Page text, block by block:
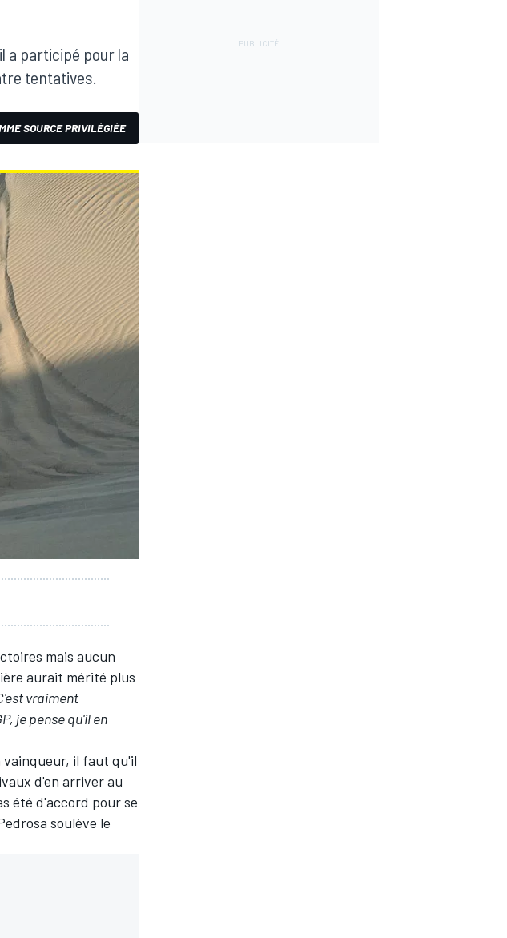
a participé pour la
tentatives.
SOURCE PRIVILÉGIÉE
mais aucun
aurait mérité plus
vraiment
je pense qu'il en
vainqueur, il faut qu'il
d'en arriver au
été d'accord pour se
soulève le